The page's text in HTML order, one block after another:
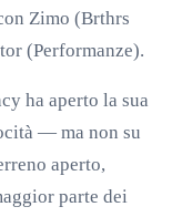
Zimo (Brthrs
(Performanze).
ha aperto la sua
— ma non su
aperto,
parte dei